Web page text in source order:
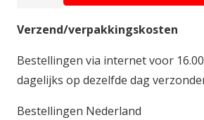
Hex
M3x6mm
(
10
Verzend/verpakkingskosten
Bestellingen via internet voor
dagelijks op dezelfde dag
Bestellingen Nederland